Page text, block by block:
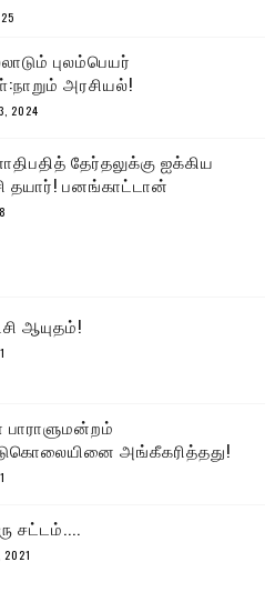
புலம்பெயர்
அரசியல்!
2024
தேர்தலுக்கு ஐக்கிய
தயார்! பனங்காட்டான்
ஆயுதம்!
அங்கீகரித்தது!
சட்டம்....
2021